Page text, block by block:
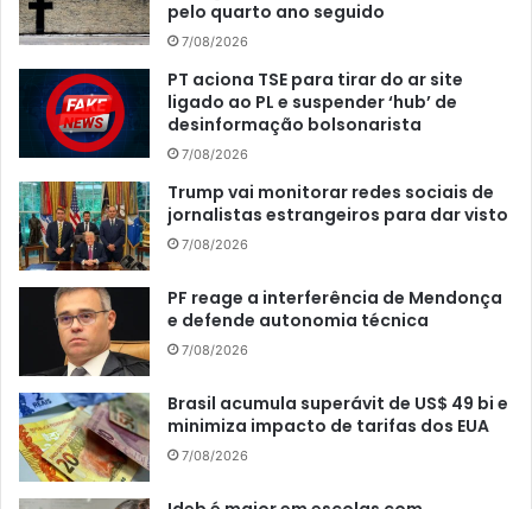
pelo quarto ano seguido
7/08/2026
PT aciona TSE para tirar do ar site
ligado ao PL e suspender ‘hub’ de
desinformação bolsonarista
7/08/2026
Trump vai monitorar redes sociais de
jornalistas estrangeiros para dar visto
7/08/2026
PF reage a interferência de Mendonça
e defende autonomia técnica
7/08/2026
Brasil acumula superávit de US$ 49 bi e
minimiza impacto de tarifas dos EUA
7/08/2026